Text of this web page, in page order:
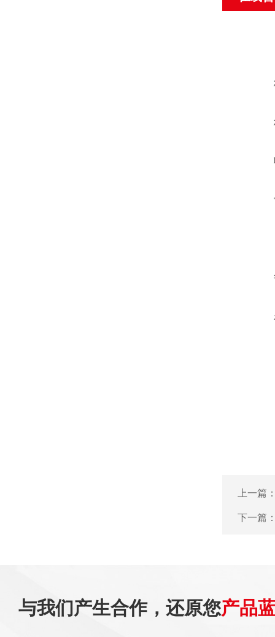
上一篇
下一篇
与我们产生合作，还原您产品